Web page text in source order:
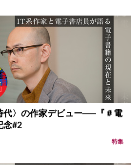
代〉の作家デビュー──『＃電
念#2
特集